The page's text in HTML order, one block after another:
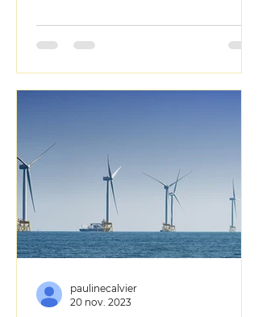
paulinecalvier
20 nov. 2023